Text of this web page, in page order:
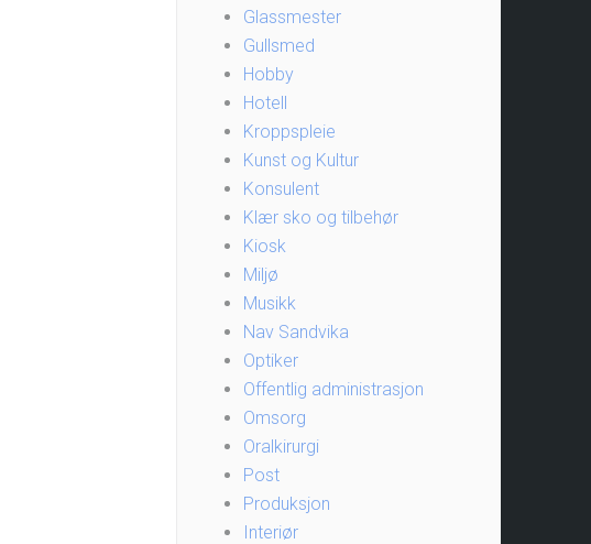
Glassmester
Gullsmed
Hobby
Hotell
Kroppspleie
Kunst og Kultur
Konsulent
Klær sko og tilbehør
Kiosk
Miljø
Musikk
Nav Sandvika
Optiker
Offentlig administrasjon
Omsorg
Oralkirurgi
Post
Produksjon
Interiør